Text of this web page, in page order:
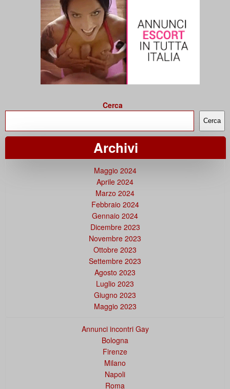
Cerca
Cerca
Archivi
Maggio 2024
Aprile 2024
Marzo 2024
Febbraio 2024
Gennaio 2024
Dicembre 2023
Novembre 2023
Ottobre 2023
Settembre 2023
Agosto 2023
Luglio 2023
Giugno 2023
Maggio 2023
Annunci incontri Gay
Bologna
Firenze
Milano
Napoli
Roma